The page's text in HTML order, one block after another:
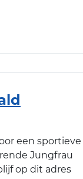
een sportieve
Jungfrau
op dit adres